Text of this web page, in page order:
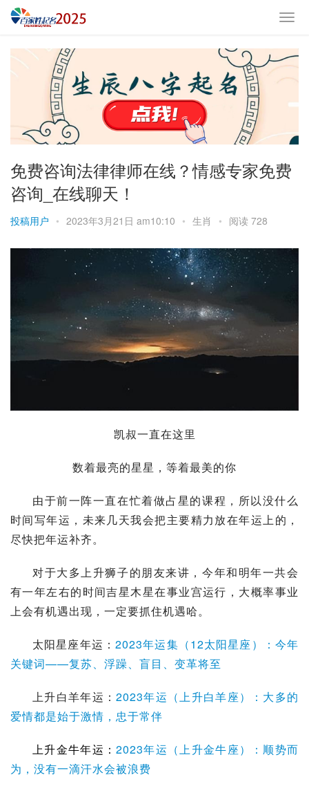
免费咨询法律律师在线？情感专家免费
咨询_在线聊天！
投稿用户 • 2023年3月21日 am10:10 • 生肖 • 阅读 728
凯叔一直在这里
数着最亮的星星，等着最美的你
由于前一阵一直在忙着做占星的课程，所以没什么
时间写年运，未来几天我会把主要精力放在年运上的，
尽快把年运补齐。
对于大多上升狮子的朋友来讲，今年和明年一共会
有一年左右的时间吉星木星在事业宫运行，大概率事业
上会有机遇出现，一定要抓住机遇哈。
太阳星座年运：2023年运集（12太阳星座）：今年
关键词——复苏、浮躁、盲目、变革将至
上升白羊年运：2023年运（上升白羊座）：大多的
爱情都是始于激情，忠于常伴
上升金牛年运：2023年运（上升金牛座）：顺势而
为，没有一滴汗水会被浪费